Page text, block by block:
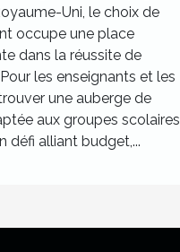
Uni, le choix de
occupe une place
dans la réussite de
les enseignants et les
une auberge de
aux groupes scolaires
défi alliant budget,...